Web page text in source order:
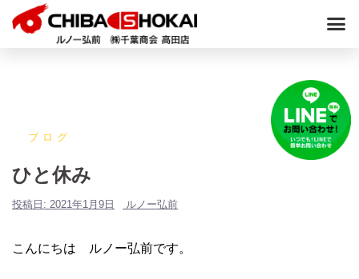
ブログ
ひと休み
投稿日: 2021年1月9日 ルノー弘前
こんにちは ルノー弘前です。